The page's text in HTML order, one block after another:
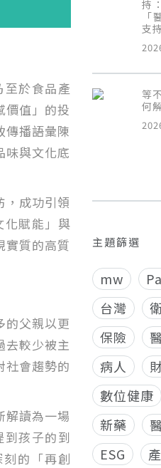
於食品產
價值」的投
傳播語彙陳
味與文化底
成功引領
化賦能」與
實質的高質
的父親以更
去較少被主
社會趨勢的
解讀為一場
到孩子的到
的「再創
持
支
等
何
主題篩選
mw
台灣
保險
病人
數位健康
新藥
ESG